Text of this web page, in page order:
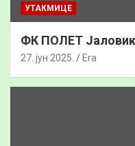
УТАКМИЦЕ
ФК ПОЛЕТ
27. јун 2025. Era